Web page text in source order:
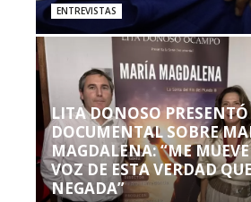
ENTREVISTAS
LITA DONOSO PRESENTÓ
DOCUMENTAL SOBRE
MAGDALENA: “ME
VOZ DE ESTA VERDAD
NEGADA”